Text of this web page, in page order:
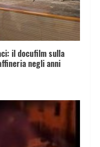
il docufilm sulla
negli anni